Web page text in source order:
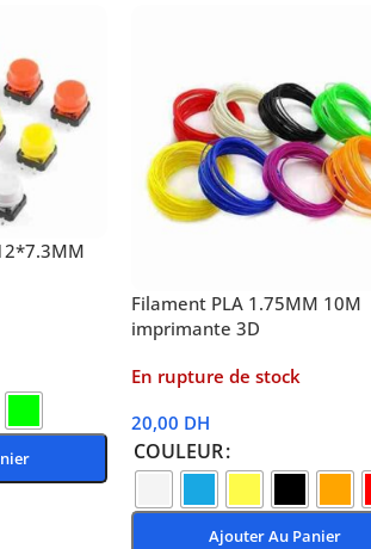
Filament PLA 1.75MM 10M
imprimante 3D
En rupture de stock
20,00 DH
COULEUR
Ajouter Au Panier